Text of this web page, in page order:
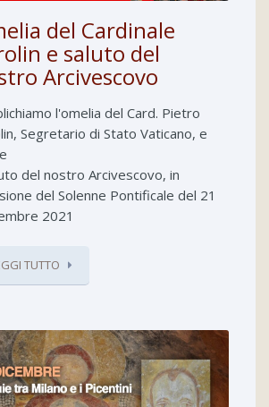
del Cardinale
e saluto del
Arcivescovo
l'omelia del Card. Pietro
Segretario di Stato Vaticano, e
del nostro Arcivescovo, in
del Solenne Pontificale del 21
2021
TUTTO